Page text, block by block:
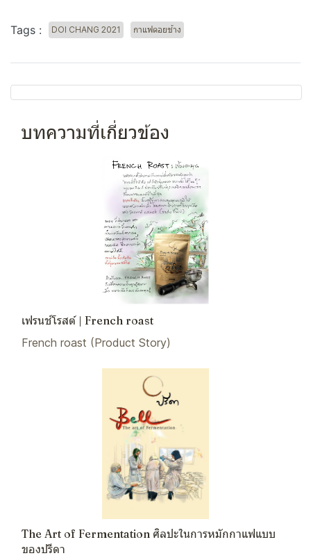
Tags : DOI CHANG 2021 กาแฟดอยช้าง
บทความที่เกี่ยวข้อง
เฟรนช์โรสต์ | French roast
French roast (Product Story)
The Art of Fermentation ศิลปะในการหมักกาแฟแบบ
ของปรีดา